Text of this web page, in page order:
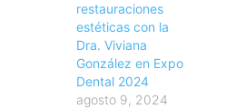
restauraciones
estéticas con la
Dra. Viviana
González en Expo
Dental 2024
agosto 9, 2024